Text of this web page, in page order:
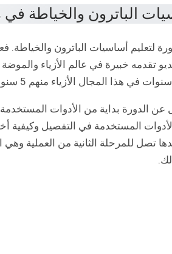
لتعليم أساسيات الباترون والخياطة.
تقدمه خبيرة في عالم الأزياء
الدورة بداية من الأدوات المستخدمة
المستخدمة في التفصيل وكيفية
تصل للمرحلة الثانية من العملية وهي